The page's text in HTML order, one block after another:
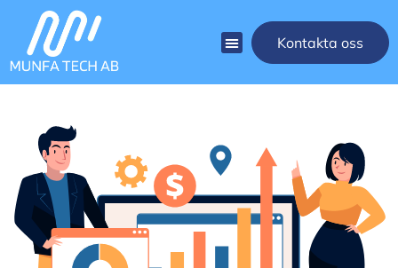
Kontakta oss